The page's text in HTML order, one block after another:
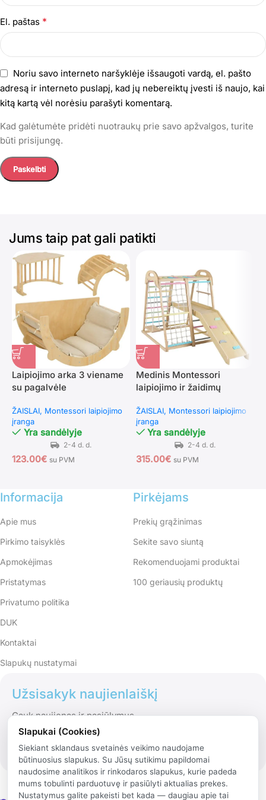
El. paštas *
Noriu savo interneto naršyklėje išsaugoti vardą, el. pašto
adresą ir interneto puslapį, kad jų nebereiktų įvesti iš naujo, kai
kitą kartą vėl norėsiu parašyti komentarą.
Kad galėtumėte pridėti nuotraukų prie savo apžvalgos, turite
būti prisijungę.
Jums taip pat gali patikti
Laipiojimo arka 3 viename
su pagalvėle
ŽAISLAI Montessori laipiojimo
įranga
Yra sandėlyje
123.00€ su PVM
Medinis Montessori
laipiojimo ir žaidimų
(Daugiaspalvis)
ŽAISLAI Montessori laipiojimo
įranga
Yra sandėlyje
315.00€ su PVM
Informacija
Apie mus
Pirkimo taisyklės
Apmokėjimas
Pristatymas
Privatumo politika
DUK
Kontaktai
Slapukų nustatymai
Pirkėjams
Prekių grąžinimas
Sekite savo siuntą
Rekomenduojami produktai
100 geriausių produktų
Užsisakyk naujienlaiškį
Gauk naujienas ir pasiūlymus
Slapukai (Cookies)
Siekiant sklandaus svetainės veikimo naudojame
būtinuosius slapukus. Su Jūsų sutikimu papildomai
naudosime analitikos ir rinkodaros slapukus, kurie padeda
mums tobulinti parduotuvę ir pasiūlyti aktualias prekes.
Nustatymus galite pakeisti bet kada — daugiau apie tai